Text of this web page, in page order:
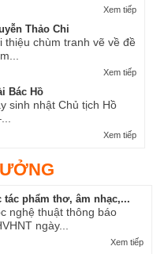
Xem tiếp
Thảo Chi
thiệu chùm tranh vẽ về đề
Xem tiếp
Bác Hồ
sinh nhật Chủ tịch Hồ
Xem tiếp
tác phẩm thơ, âm nhạc,...
nghệ thuật thông báo
ngày...
Xem tiếp